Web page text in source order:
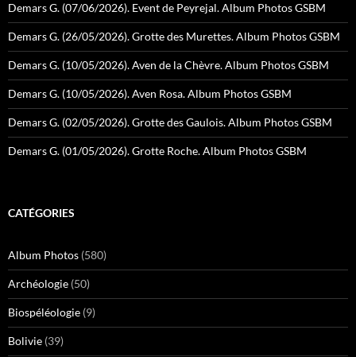
Demars G. (07/06/2026). Event de Peyrejal. Album Photos GSBM
Demars G. (26/05/2026). Grotte des Murettes. Album Photos GSBM
Demars G. (10/05/2026). Aven de la Chèvre. Album Photos GSBM
Demars G. (10/05/2026). Aven Rosa. Album Photos GSBM
Demars G. (02/05/2026). Grotte des Gaulois. Album Photos GSBM
Demars G. (01/05/2026). Grotte Roche. Album Photos GSBM
CATÉGORIES
Album Photos (580)
Archéologie (50)
Biospéléologie (9)
Bolivie (39)